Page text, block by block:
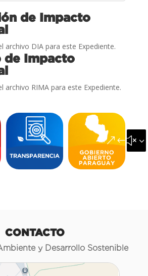
de Impacto
archivo DIA para este Expediente.
de Impacto
archivo RIMA para este Expediente.
CONTACTO
y Desarrollo Sostenible